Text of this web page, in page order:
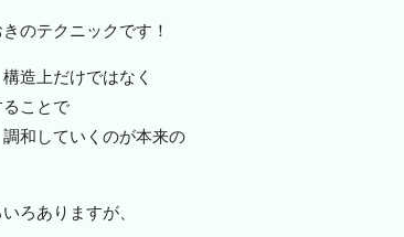
のテクニックです！
造上だけではなく
ことで
和していくのが本来の
ろありますが、